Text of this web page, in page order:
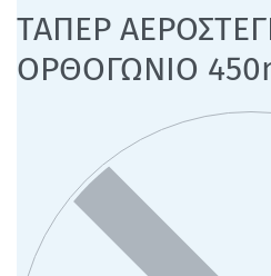
ΤΑΠΕΡ
ΟΡΘΟΓΩΝΙΟ